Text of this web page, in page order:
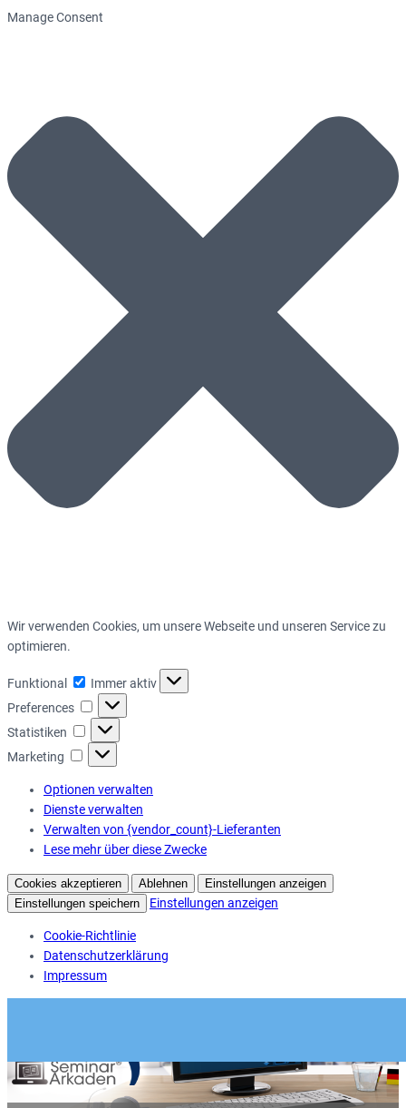
Manage Consent
Wir verwenden Cookies, um unsere Webseite und unseren Service zu
optimieren.
Funktional Funktional
Immer aktiv
Preferences
Preferences
Statistiken Statistiken
Marketing Marketing
Optionen verwalten
Dienste verwalten
Verwalten von {vendor_count}-Lieferanten
Lese mehr über diese Zwecke
Cookies akzeptieren Ablehnen
Einstellungen anzeigen
Einstellungen speichern
Einstellungen anzeigen
Cookie-Richtlinie
Datenschutzerklärung
Impressum